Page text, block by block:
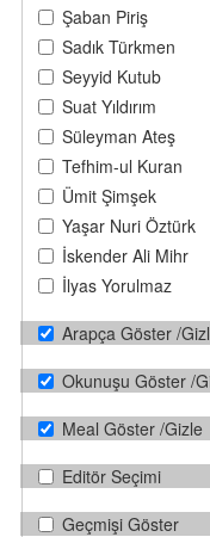
Şaban Piriş
Sadık Türkmen
Seyyid Kutub
Suat Yıldırım
Süleyman Ateş
Tefhim-ul Kuran
Ümit Şimşek
Yaşar Nuri Öztürk
İskender Ali Mihr
İlyas Yorulmaz
Arapça Göster /
Okunuşu Göster /
Meal Göster /Gizle
Editör Seçimi
Geçmişi Göster